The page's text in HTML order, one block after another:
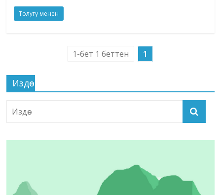
Толугу менен
1-бет 1 беттен 1
Издөө